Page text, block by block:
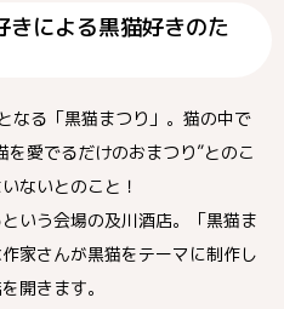
きによる黒猫好きのた
なる「黒猫まつり」。猫の中で
愛でるだけのおまつり”とのこ
ないとのこと！
いう会場の及川酒店。「黒猫ま
家さんが黒猫をテーマに制作し
開きます。